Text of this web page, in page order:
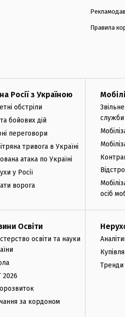
Правила
Росії з Україною
обстріли
бойових дій
переговори
тривога в Україні
атака по Україні
у Росії
ворога
служби
осіб
Освіти
освіти та науки
2026
за кордоном
Тренди